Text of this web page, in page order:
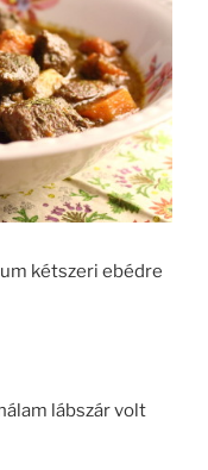
kétszeri ebédre
lábszár volt